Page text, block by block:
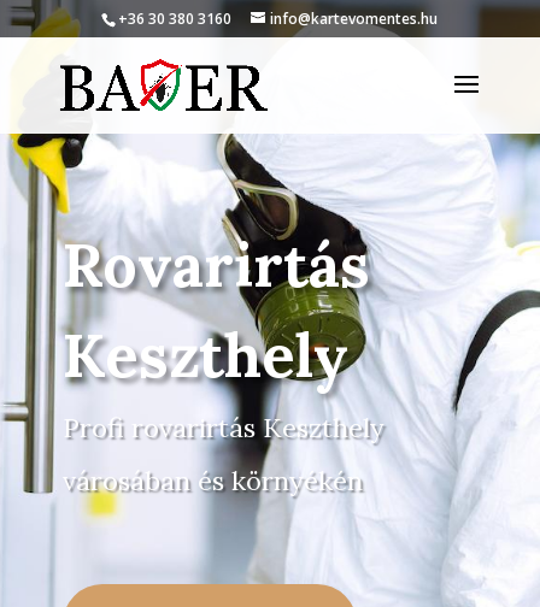
+36 30 380 3160 info@kartevomentes.hu
Rovarirtás
Keszthely
Profi rovarirtás Keszthely
városában és környékén